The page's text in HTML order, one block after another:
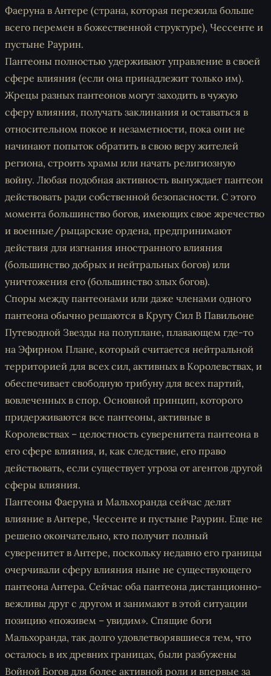
Фаеруна в Антере (страна, которая пережила больше
всего перемен в божественной структуре), Чессенте и
пустыне Раурин.
Пантеоны полностью удерживают управление в своей
сфере влияния (если она принадлежит только им).
Жрецы разных пантеонов могут заходить в чужую
сферу влияния, получать заклинания и оставаться в
относительном покое и незаметности, пока они не
начинают попыток обратить в свою веру жителей
региона, строить храмы или начать религиозную
войну. Любая подобная активность вынуждает пантеон
действовать ради собственной безопасности. С этого
момента большинство богов, имеющих свое жречество
и военные/рыцарские ордена, предпринимают
действия для изгнания иностранного влияния
(большинство добрых и нейтральных богов) или
уничтожения его (большинство злых богов).
Споры между пантеонами или даже членами одного
пантеона обычно решаются в Кругу Сил В Павильоне
Путеводной Звезды на полуплане, плавающем где-то
на Эфирном Плане, который считается нейтральной
территорией для всех сил, активных в Королевствах, и
обеспечивает свободную трибуну для всех партий,
вовлеченных в спор. Основной принцип, которого
придерживаются все пантеоны, активные в
Королевствах – целостность суверенитета пантеона в
его сфере влияния, и, как следствие, его право
действовать, если существует угроза от агентов другой
сферы влияния.
Пантеоны Фаеруна и Мальхоранда сейчас делят
влияние в Антере, Чессенте и пустыне Раурин. Еще не
решено окончательно, кто получит полный
суверенитет в Антере, поскольку недавно его границы
очерчивали сферу влияния ныне не существующего
пантеона Антера. Сейчас оба пантеона дистанционно-
вежливы друг с другом и занимают в этой ситуации
позицию «поживем – увидим». Спящие боги
Мальхоранда, так долго удовлетворявшиеся тем, что
осталось в их древних границах, были разбужены
Войной Богов для более активной роли и впервые за